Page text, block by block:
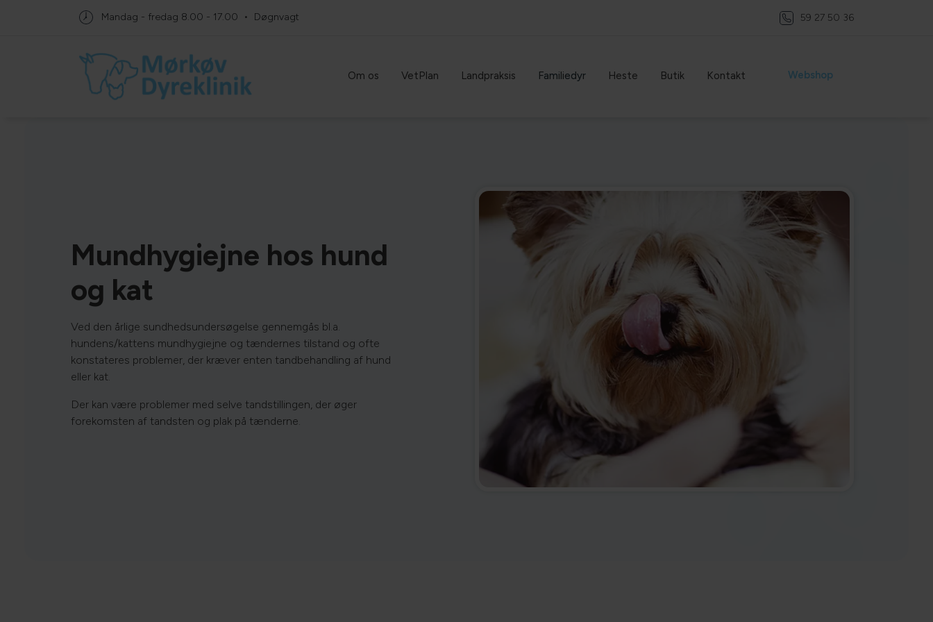
Mandag - fredag 8.00 - 17.00 Døgnvagt 59 27 50 36
Om os VetPlan Landpraksis Familiedyr Heste Butik Kontakt Webshop
Mundhygiejne hos hund
og kat
Ved den årlige sundhedsundersøgelse gennemgås bl.a.
hundens/kattens mundhygiejne og tændernes tilstand og ofte
konstateres problemer, der kræver enten tandbehandling af hund
eller kat.
Der kan være problemer med selve tandstillingen, der øger
forekomsten af tandsten og plak på tænderne.